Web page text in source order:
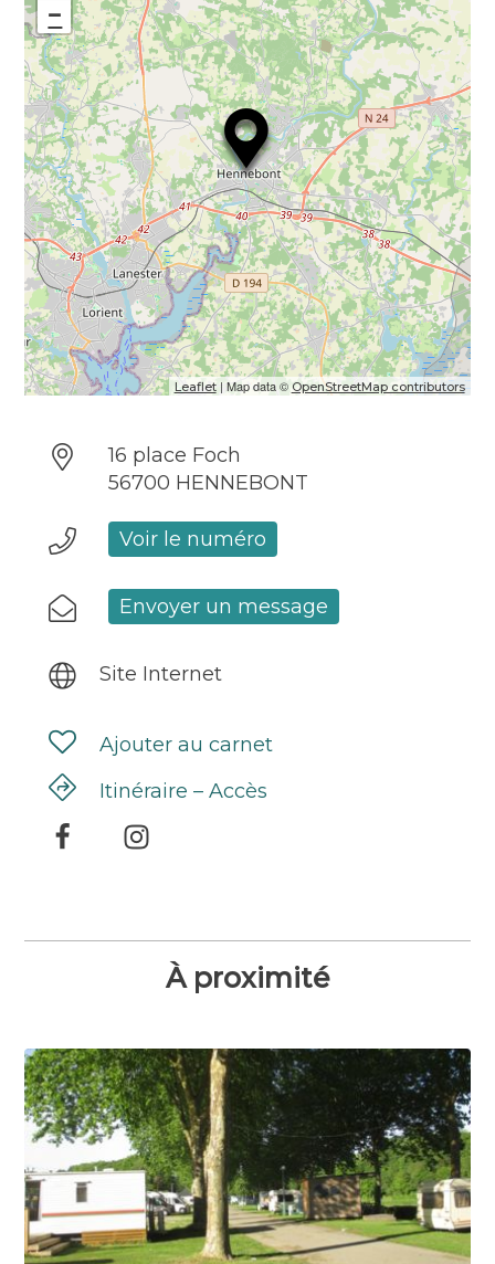
service une parfaite connaissance du
marché local pour vous proposer des
réponses rapides, pertinentes et adaptées à
chacun de vos projets immobiliers.
Service Gestion – Location : 16 place
Maréchal Foch – 56700 HENNEBONT
Service Achat et Vente : 1 rue Trottier –
56700 HENNEBONT
Commerce
Agence immobilière
−
Leaflet| Map data © OpenStreetMap contributors
16 place Foch
56700 HENNEBONT
Voir le numéro
Envoyer un message
Site Internet
Ajouter au carnet
Itinéraire – Accès
À proximité